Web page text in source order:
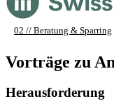
02 // Beratung & Sparring
Vorträge zu
Herausforderung